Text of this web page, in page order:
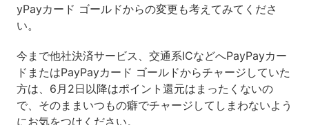
yPayカード ゴールドからの変更も考えてみてくださ
い。
今まで他社決済サービス、交通系ICなどへPayPayカー
ドまたはPayPayカード ゴールドからチャージしていた
方は、6月2日以降はポイント還元はまったくないの
で、そのままいつもの癖でチャージしてしまわないよう
にお気をつけください。